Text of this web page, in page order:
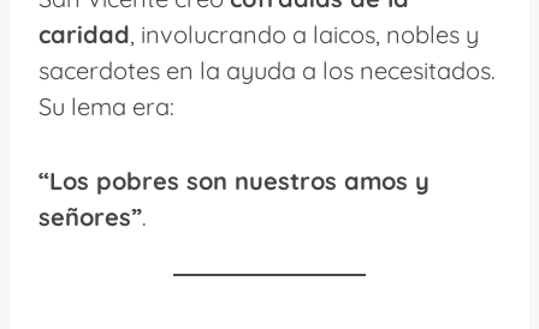
caridad, involucrando a laicos, nobles y
sacerdotes en la ayuda a los necesitados.
Su lema era:
“Los pobres son nuestros amos y
señores”.